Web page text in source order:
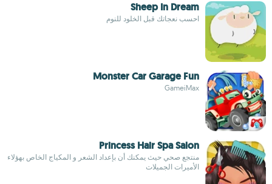
Sheep In Dream
احسب نعجاتك قبل الخلود للنوم
Monster Car Garage Fun
GameiMax
Princess Hair Spa Salon
منتجع صحي حيث يمكنك أن بإعداد الشعر و المكياج الخاص بهؤلاء
الأميرات الجميلات